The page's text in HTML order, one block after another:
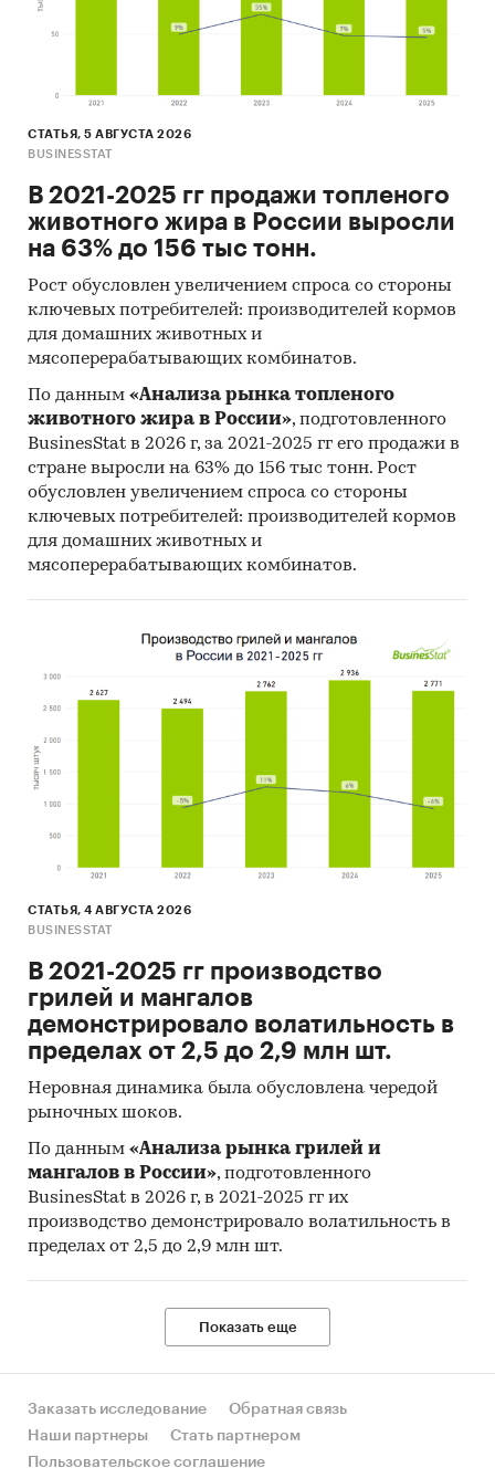
СТАТЬЯ, 5 АВГУСТА 2026
BUSINESSTAT
В 2021-2025 гг продажи топленого
животного жира в России выросли
на 63% до 156 тыс тонн.
Рост обусловлен увеличением спроса со стороны
ключевых потребителей: производителей кормов
для домашних животных и
мясоперерабатывающих комбинатов.
По данным «Анализа рынка топленого
животного жира в России», подготовленного
BusinesStat в 2026 г, за 2021-2025 гг его продажи в
стране выросли на 63% до 156 тыс тонн. Рост
обусловлен увеличением спроса со стороны
ключевых потребителей: производителей кормов
для домашних животных и
мясоперерабатывающих комбинатов.
СТАТЬЯ, 4 АВГУСТА 2026
BUSINESSTAT
В 2021-2025 гг производство
грилей и мангалов
демонстрировало волатильность в
пределах от 2,5 до 2,9 млн шт.
Неровная динамика была обусловлена чередой
рыночных шоков.
По данным «Анализа рынка грилей и
мангалов в России», подготовленного
BusinesStat в 2026 г, в 2021-2025 гг их
производство демонстрировало волатильность в
пределах от 2,5 до 2,9 млн шт.
Показать еще
Заказать исследование
Обратная связь
Наши партнеры
Стать партнером
Пользовательское соглашение